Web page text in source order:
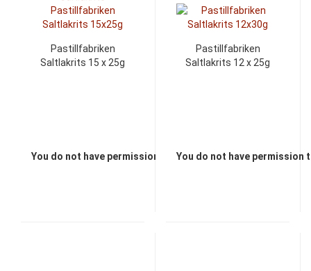
Pastillfabriken
Saltlakrits 15 x 25g
You do not have permission to view the prices
Pastillfabriken
Saltlakrits 12 x 25g
You do not have permission